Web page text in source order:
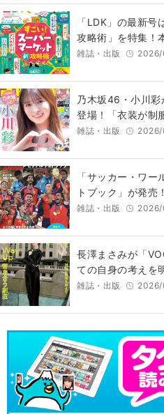
「LDK」の最新
攻略術」を特集！
雑誌・出版 2026/
乃木坂46・小川彩
登場！「衣装が制
雑誌・出版 2026/
「サッカー・ワ
トブック」が発
雑誌・出版
長澤まさみが「
ての自身の考えを
雑誌・出版